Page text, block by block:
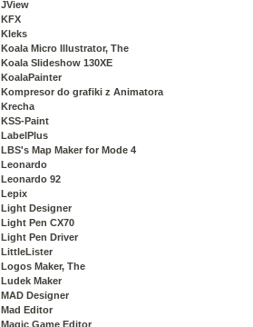
JView
KFX
Kleks
Koala Micro Illustrator, The
Koala Slideshow 130XE
KoalaPainter
Kompresor do grafiki z Animatora
Krecha
KSS-Paint
LabelPlus
LBS's Map Maker for Mode 4
Leonardo
Leonardo 92
Lepix
Light Designer
Light Pen CX70
Light Pen Driver
LittleLister
Logos Maker, The
Ludek Maker
MAD Designer
Mad Editor
Magic Game Editor